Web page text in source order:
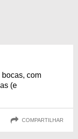
com
(e
COMPARTILHAR